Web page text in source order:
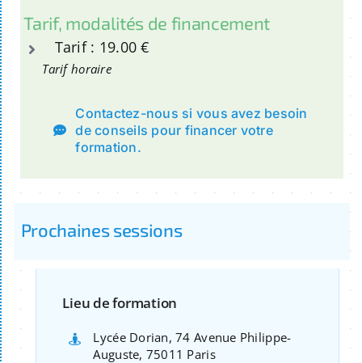
Tarif, modalités de financement
Tarif : 19.00 €
Tarif horaire
Contactez-nous si vous avez besoin
de conseils pour financer votre
formation.
Prochaines sessions
Lieu de formation
Lycée Dorian, 74 Avenue Philippe-
Auguste, 75011 Paris